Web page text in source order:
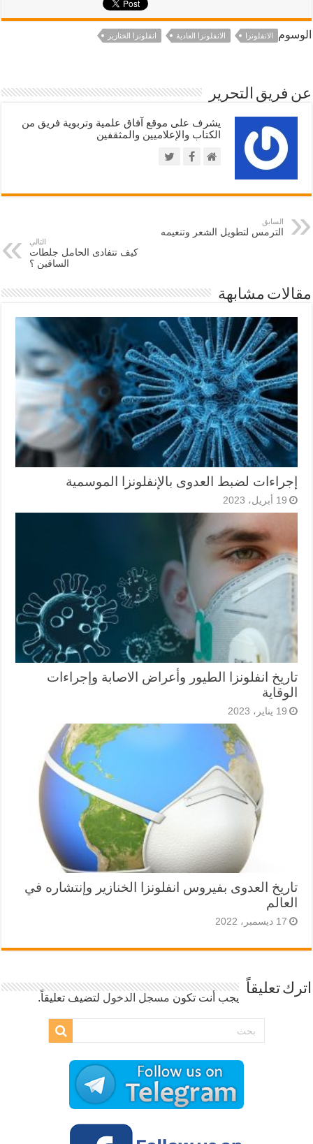
الوسوم الانفلونزا الانفلونزا العادية انفلونزا الخنازير
عن فريق التحرير
يشرف على موقع آفاق علمية وتربوية فريق من
الكتاب والإعلاميين والمثقفين
السابق
الترمس لتطويل الشعر وتنعيمه
التالي
كيف تتفادى الحامل جلطات
الساقين ؟
مقالات مشابهة
إجراءات لضبط العدوى بالإنفلونزا الموسمية
19 أبريل، 2023
تاريخ انفلونزا الطيور وأعراض الاصابة وإجراءات
الوقاية
19 يناير، 2023
تاريخ العدوى بفيروس انفلونزا الخنازير وإنتشاره في
العالم
17 ديسمبر، 2022
اترك تعليقاً
يجب أنت تكون مسجل الدخول لتضيف تعليقاً.